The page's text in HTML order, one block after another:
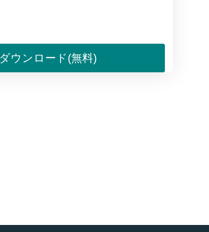
ダウンロード(無料)